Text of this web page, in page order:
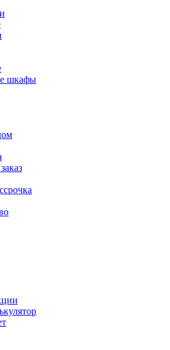
шкафы